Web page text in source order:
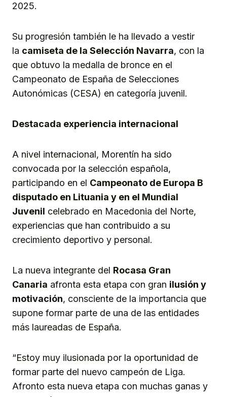
2025.
Su progresión también le ha llevado a vestir
la camiseta de la Selección Navarra, con la
que obtuvo la medalla de bronce en el
Campeonato de España de Selecciones
Autonómicas (CESA) en categoría juvenil.
Destacada experiencia internacional
A nivel internacional, Morentín ha sido
convocada por la selección española,
participando en el Campeonato de Europa B
disputado en Lituania y en el Mundial
Juvenil celebrado en Macedonia del Norte,
experiencias que han contribuido a su
crecimiento deportivo y personal.
La nueva integrante del Rocasa Gran
Canaria afronta esta etapa con gran ilusión y
motivación, consciente de la importancia que
supone formar parte de una de las entidades
más laureadas de España.
“Estoy muy ilusionada por la oportunidad de
formar parte del nuevo campeón de Liga.
Afronto esta nueva etapa con muchas ganas y